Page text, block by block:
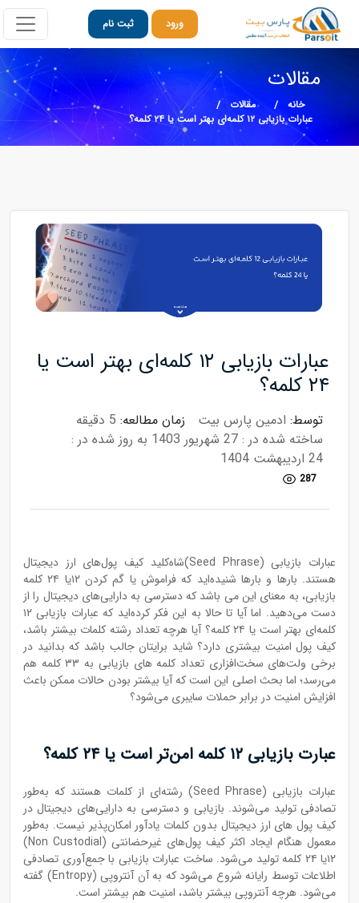
ورود ثبت نام
مقالات
خانه
مقالات
عبارات بازیابی ۱۲ کلمه‌ای بهتر است یا ۲۴ کلمه‌؟
عبارات بازیابی ۱۲ کلمه‌ای بهتر است یا
۲۴ کلمه‌؟
توسط: ادمین پارس بیت زمان مطالعه: 5 دقیقه
ساخته شده در : 27 شهریور 1403
به روز شده در :
24 اردیبهشت 1404
287
عبارات بازیابی (Seed Phrase)شاه‌کلید کیف پول‌های ارز دیجیتال
هستند. بارها و بارها شنیده‌اید که فراموش یا گم کردن ۱۲یا ۲۴ کلمه
بازیابی، به معنای این می باشد که دسترسی به دارایی‌های دیجیتال را از
دست می‌دهید. اما آیا تا حالا به این فکر کرده‌اید که عبارات بازیابی ۱۲
کلمه‌ای بهتر است یا ۲۴ کلمه؟ آیا هرچه تعداد رشته کلمات بیشتر باشد،
کیف پول امنیت بیشتری دارد؟ شاید برایتان جالب باشد که بدانید در
برخی ولت‌های سخت‌افزاری تعداد کلمه های بازیابی به ۳۳ کلمه هم
می‌رسد؛ اما بحث اصلی این است که آیا بیشتر بودن حالات ممکن باعث
افزایش امنیت در برابر حملات سایبری می‌شود؟
عبارت بازیابی ۱۲کلمه امن‌تر است یا۲۴کلمه؟
عبارات بازیابی (Seed Phrase) رشته‌ای از کلمات هستند که به‌طور
تصادفی تولید می‌شوند. بازیابی و دسترسی به دارایی‌های دیجیتال در
کیف پول های ارز دیجیتال بدون کلمات یادآور امکان‌پذیر نیست. به‌طور
معمول هنگام ایجاد اکثر کیف پول‌های غیرحضانتی (Non Custodial)
۱۲یا ۲۴ کلمه تولید می‌شود. ساخت عبارات بازیابی با جمع‌آوری تصادفی
اطلاعات توسط رایانه شروع می‌شود که به آن آنتروپی (Entropy) گفته
می‌شود. هرچه آنتروپی بیشتر باشد، امنیت هم بیشتر است.